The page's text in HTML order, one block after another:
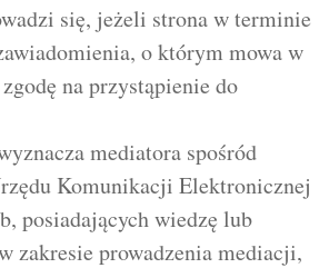
się, jeżeli strona w terminie
o którym mowa w
na przystąpienie do
mediatora spośród
Komunikacji Elektronicznej
posiadających wiedzę lub
zakresie prowadzenia mediacji,